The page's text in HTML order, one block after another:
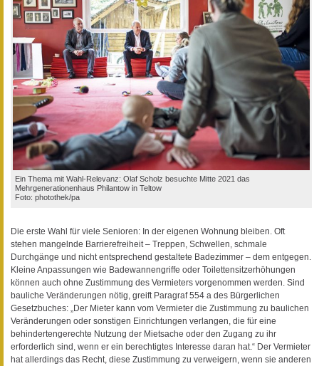
Ein Thema mit Wahl-Relevanz: Olaf Scholz besuchte Mitte 2021 das
Mehrgenerationenhaus Philantow in Teltow
Foto: photothek/pa
Die erste Wahl für viele Senioren: In der eigenen Wohnung bleiben. Oft
stehen mangelnde Barrierefreiheit – Treppen, Schwellen, schmale
Durchgänge und nicht entsprechend gestaltete Badezimmer – dem entgegen.
Kleine Anpassungen wie Badewannengriffe oder Toilettensitzerhöhungen
können auch ohne Zustimmung des Vermieters vorgenommen werden. Sind
bauliche Veränderungen nötig, greift Paragraf 554 a des Bürgerlichen
Gesetzbuches: „Der Mieter kann vom Vermieter die Zustimmung zu baulichen
Veränderungen oder sonstigen Einrichtungen verlangen, die für eine
behindertengerechte Nutzung der Mietsache oder den Zugang zu ihr
erforderlich sind, wenn er ein berechtigtes Interesse daran hat.“ Der Vermieter
hat allerdings das Recht, diese Zustimmung zu verweigern, wenn sie anderen